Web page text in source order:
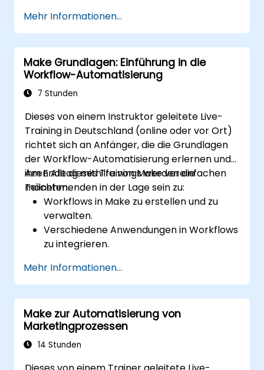
Bestellungen über mehrere Plattformen
zu realisieren.
Automatisierte Workflows für
Kundenkommunikation und Support
einzurichten.
Verkaufs- und Inventarverwaltung durch
Automatisierungsstrategien zu
optimieren.
Mehr Informationen...
Make Grundlagen: Einführung in die
Workflow-Automatisierung
7 Stunden
Dieses von einem Instruktor geleitete Live-
Training in Deutschland (online oder vor Ort)
richtet sich an Anfänger, die die Grundlagen
der Workflow-Automatisierung erlernen und
ihren Alltag mithilfe von Make vereinfachen
möchten.
Am Ende dieses Trainings werden die
Teilnehmenden in der Lage sein zu:
Workflows in Make zu erstellen und zu
verwalten.
Verschiedene Anwendungen in Workflows
zu integrieren.
Datensynchronisierung,
Benachrichtigungen und Dateiverwaltung
automatisch auszuführen.
Vordefinierte Vorlagen zu nutzen sowie
eigene Workflows zu entwerfen.
Fehler in Workflows zu erkennen und zu
Mehr Informationen...
Make zur Automatisierung von
Marketingprozessen
14 Stunden